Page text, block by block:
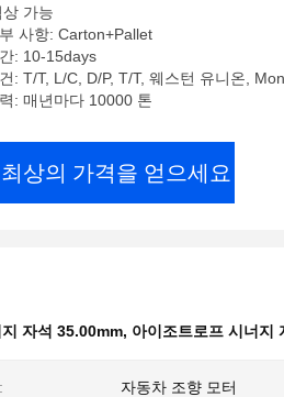
가능
사항: Carton+Pallet
: 10-15days
: T/T, L/C, D/P, T/T, 웨스턴 유니온,
: 매년마다 10000 톤
최상의 가격을 얻으세요
자석 35.00mm, 아이조트로프 시너지
자동차 조향 모터